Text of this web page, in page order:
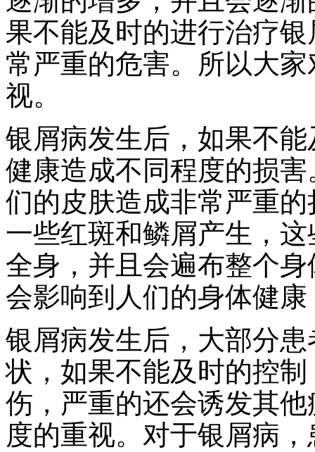
果不能及时的进行治疗
常严重的危害。所以大
视。
银屑病发生后，如果不
健康造成不同程度的损
们的皮肤造成非常严重
一些红斑和鳞屑产生，
全身，并且会遍布整个
会影响到人们的身体健
银屑病发生后，大部分
状，如果不能及时的控
伤，严重的还会诱发其
度的重视。对于银屑病